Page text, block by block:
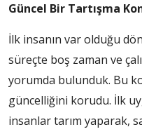
Güncel Bir Tartışma
İlk insanın var olduğu
süreçte boş zaman ve
yorumda bulunduk. Bu
güncelliğini korudu. İlk
insanlar tarım yaparak,